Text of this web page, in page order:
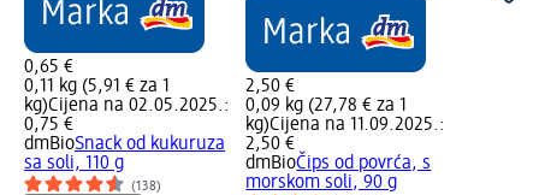
0,65 €
0,11 kg (5,91 € za 1
kg)Cijena na 02.05.2025.:
0,75 €
dmBioSnack od kukuruza
sa soli, 110 g
(138)
2,50 €
0,09 kg (27,78 € za 1
kg)Cijena na 11.09.2025.:
2,50 €
dmBioČips od povrća, s
morskom soli, 90 g